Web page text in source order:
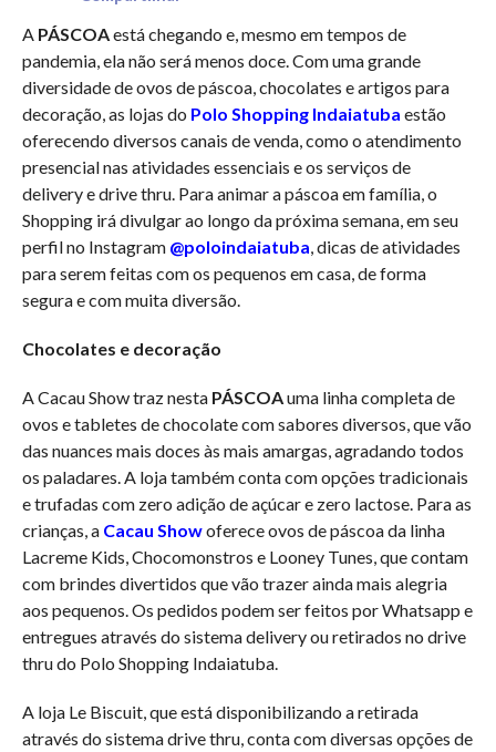
A PÁSCOAestá chegando e, mesmo em tempos de
pandemia, ela não será menos doce. Com uma grande
diversidade de ovos de páscoa, chocolates e artigos para
decoração, as lojas do Polo Shopping Indaiatuba estão
oferecendo diversos canais de venda, como o atendimento
presencial nas atividades essenciais e os serviços de
delivery e drive thru. Para animar a páscoa em família, o
Shopping irá divulgar ao longo da próxima semana, em seu
perfil no Instagram @poloindaiatuba , dicas de atividades
para serem feitas com os pequenos em casa, de forma
segura e com muita diversão.
Chocolates e decoração
A Cacau Show traz nesta PÁSCOAuma linha completa de
ovos e tabletes de chocolate com sabores diversos, que vão
das nuances mais doces às mais amargas, agradando todos
os paladares. A loja também conta com opções tradicionais
e trufadas com zero adição de açúcar e zero lactose. Para as
crianças, a Cacau Showoferece ovos de páscoa da linha
Lacreme Kids, Chocomonstros e Looney Tunes, que contam
com brindes divertidos que vão trazer ainda mais alegria
aos pequenos. Os pedidos podem ser feitos por Whatsapp e
entregues através do sistema delivery ou retirados no drive
thru do Polo Shopping Indaiatuba.
A loja Le Biscuit, que está disponibilizando a retirada
através do sistema drive thru, conta com diversas opções de